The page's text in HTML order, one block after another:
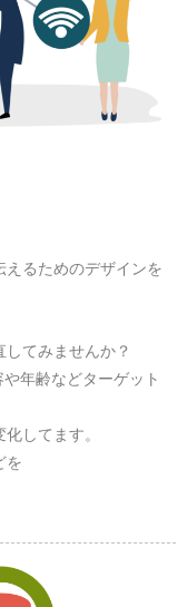
えるためのデザインを
てみませんか？
年齢などターゲット
してます。
を